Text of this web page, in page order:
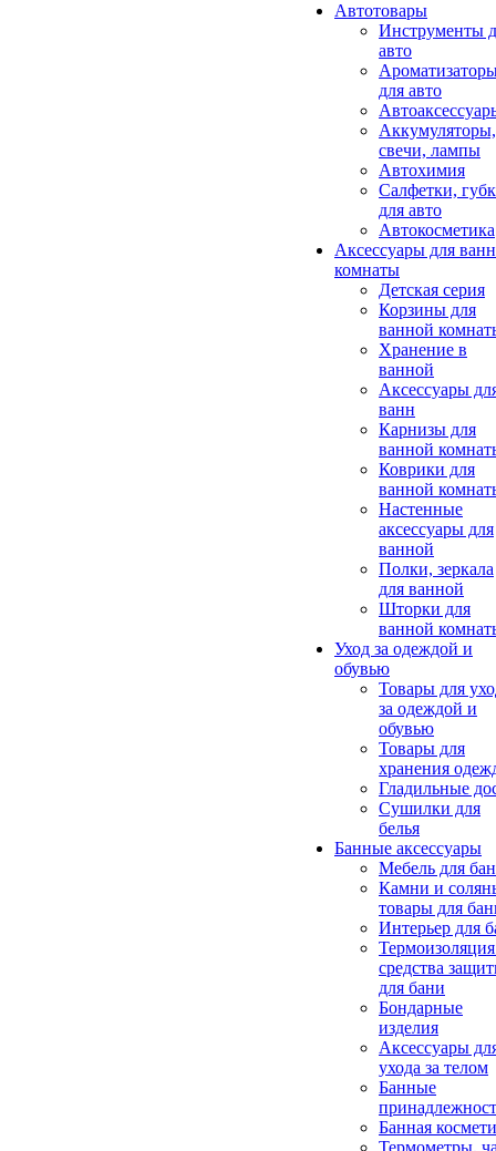
Автотовары
Инструменты
авто
для авто
Аккумуляторы,
свечи, лампы
Автохимия
Салфетки,
для авто
Автокосметика
Аксессуары для
комнаты
Детская серия
Корзины для
ванной
Хранение в
ванной
Аксессуары
ванн
Карнизы для
ванной
Коврики для
ванной
Настенные
аксессуары для
ванной
Полки, зеркала
для ванной
Шторки для
ванной
Уход за одеждой и
обувью
Товары для
за одеждой и
обувью
Товары для
хранения
Гладильные
Сушилки для
белья
Банные аксессуары
Мебель для
Камни и
товары для
Интерьер для
средства
для бани
Бондарные
изделия
Аксеcсуары
ухода за телом
Банные
Банная
Термометры,